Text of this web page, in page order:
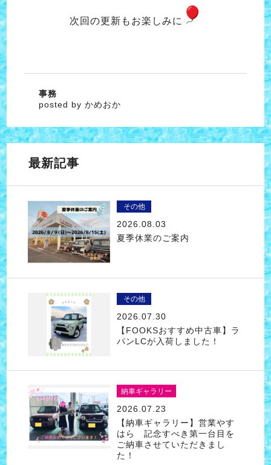
次回の更新もお楽しみに
事務
posted by かめおか
最新記事
その他
2026.08.03
夏季休業のご案内
その他
2026.07.30
【FOOKSおすすめ中古車】ラ
パンLCが入荷しました！
納車ギャラリー
2026.07.23
【納車ギャラリー】営業やす
はら 記念すべき第一台目を
ご納車させていただきまし
た！